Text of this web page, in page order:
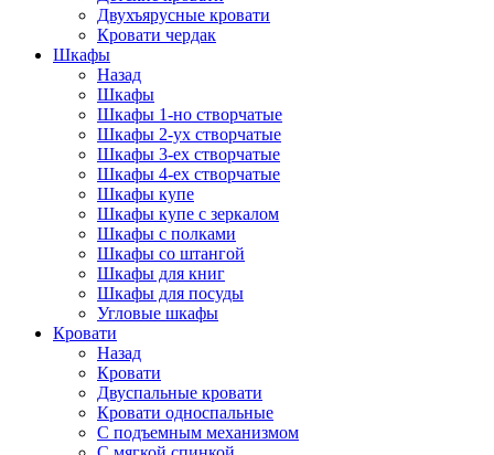
Двухъярусные кровати
Кровати чердак
Шкафы
Назад
Шкафы
Шкафы 1-но створчатые
Шкафы 2-ух створчатые
Шкафы 3-ех створчатые
Шкафы 4-ех створчатые
Шкафы купе
Шкафы купе с зеркалом
Шкафы с полками
Шкафы со штангой
Шкафы для книг
Шкафы для посуды
Угловые шкафы
Кровати
Назад
Кровати
Двуспальные кровати
Кровати односпальные
С подъемным механизмом